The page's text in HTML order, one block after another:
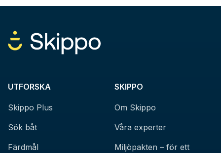
UTFORSKA
Skippo Plus
Sök båt
Färdmål
SKIPPO
Om Skippo
Våra experter
Miljöpakten – för ett